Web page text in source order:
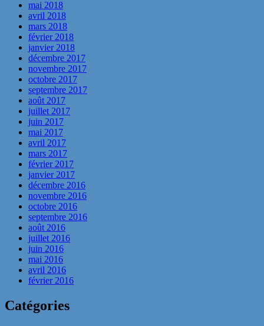
mai 2018
avril 2018
mars 2018
février 2018
janvier 2018
décembre 2017
novembre 2017
octobre 2017
septembre 2017
août 2017
juillet 2017
juin 2017
mai 2017
avril 2017
mars 2017
février 2017
janvier 2017
décembre 2016
novembre 2016
octobre 2016
septembre 2016
août 2016
juillet 2016
juin 2016
mai 2016
avril 2016
février 2016
Catégories